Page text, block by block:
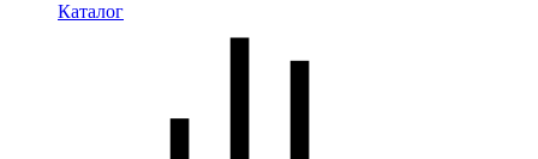
Каталог